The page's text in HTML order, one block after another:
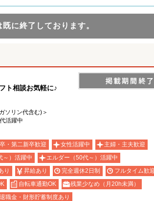
に終了しております。
ト相談お気軽に♪
ソリン代含む)＞
活躍中
・第二新卒歓迎 女性活躍中
主婦・主夫歓迎
～）活躍中
エルダー（50代～）活躍中
り 昇給あり 完全週休2日制
フルタイム歓
自転車通勤OK
残業少なめ（月20h未満）
退職金・財形貯蓄制度あり